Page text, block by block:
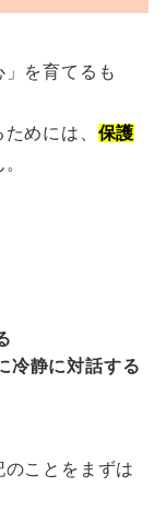
を育てるも
めには、 保護
冷静に対話する
ことをまずは